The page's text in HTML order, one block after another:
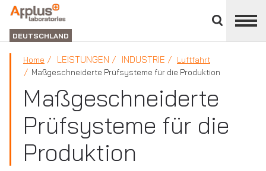
schließen
ABTEILUNG
LABORATORIEN
DEUTSCHLAND
Home LEISTUNGEN INDUSTRIE
Luftfahrt
Maßgeschneiderte Prüfsysteme für die Produktion
Maßgeschneiderte
Prüfsysteme für die
Produktion